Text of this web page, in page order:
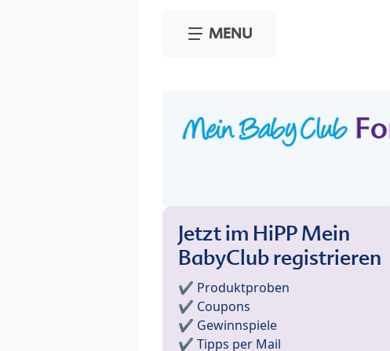
MENU
Jetzt im HiPP Mein
BabyClub registrieren
✔️ Produktproben
✔️ Coupons
✔️ Gewinnspiele
✔️ Tipps per Mail